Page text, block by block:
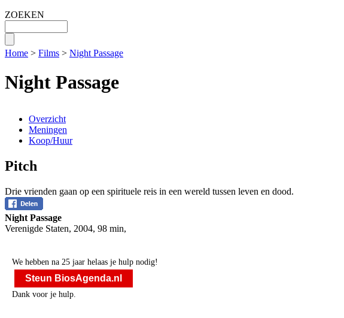
ZOEKEN
Home > Films > Night Passage
Night Passage
Overzicht
Meningen
Koop/Huur
Pitch
Drie vrienden gaan op een spirituele reis in een wereld tussen leven en dood.
Night Passage
Verenigde Staten, 2004, 98 min,
We hebben na 25 jaar helaas je hulp nodig!
Steun BiosAgenda.nl
Dank voor je hulp.